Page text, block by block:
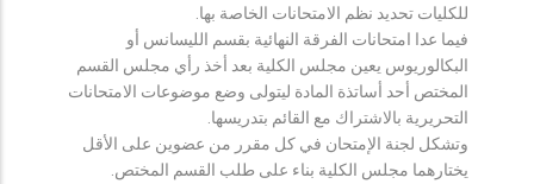
للكليات تحديد نظم الامتحانات الخاصة بها.
فيما عدا امتحانات الفرقة النهائية بقسم الليسانس أو
البكالوريوس يعين مجلس الكلية بعد أخذ رأي مجلس القسم
المختص أحد أساتذة المادة ليتولى وضع موضوعات الامتحانات
التحريرية بالاشتراك مع القائم بتدريسها.
وتشكل لجنة الإمتحان في كل مقرر من عضوين على الأقل
يختارهما مجلس الكلية بناء على طلب القسم المختص.